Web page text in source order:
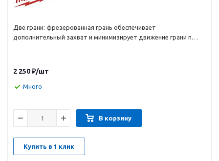
Две грани: фрезерованная грань обеспечивает
дополнительный захват и минимизирует движение грани при
Усиленная защита от чрезмерного удара: увеличивает
долговечность в наиболее распространенной точке отказа
Отверстие для системы страховки. Удовлетворяет
требованиям при работе на высоте.
2 250₽/шт
Много
В корзину
Купить в 1 клик